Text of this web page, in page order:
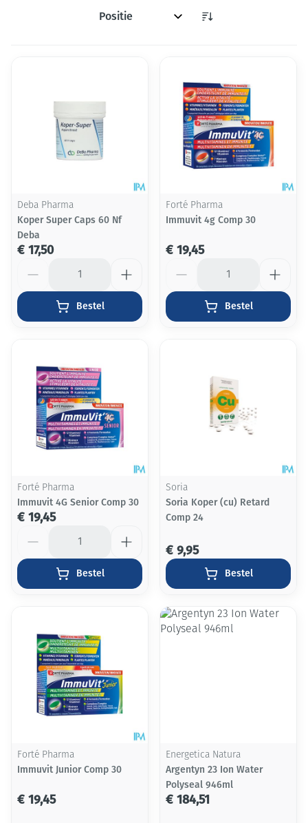
Sorteer op:
Deba Pharma
Koper Super Caps 60 Nf
Deba
€ 17,50
Bestel
Forté Pharma
Immuvit 4g Comp 30
€ 19,45
Bestel
Forté Pharma
Immuvit 4G Senior Comp 30
€ 19,45
Bestel
Soria
Soria Koper (cu) Retard
Comp 24
€ 9,95
Bestel
Forté Pharma
Immuvit Junior Comp 30
€ 19,45
Energetica Natura
Argentyn 23 Ion Water
Polyseal 946ml
€ 184,51